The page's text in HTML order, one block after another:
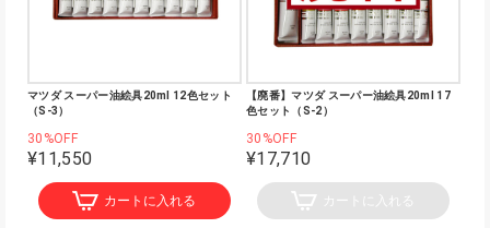
マツダ スーパー油絵具20ml 12色セット
（S-3）
30%OFF
¥11,550
カートに入れる
【廃番】マツダ スーパー油絵具20ml 17
色セット（S-2）
30%OFF
¥17,710
カートに入れる